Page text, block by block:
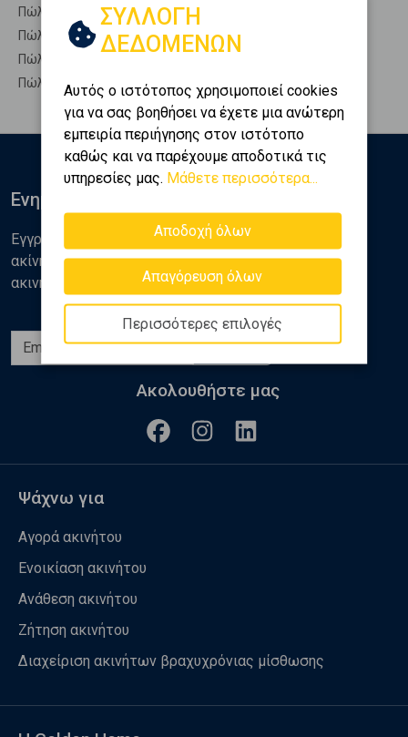
Πώληση Καταστήματα ΑΣΠΡΟΠΥΡΓΟΣ - Μαγούλα
Πώληση Ξενοδοχεία ΑΣΠΡΟΠΥΡΓΟΣ - Μαγούλα
Πώληση Πάρκινγκ ΑΣΠΡΟΠΥΡΓΟΣ - Μαγούλα
Πώληση Πώληση επιχείρησης ΑΣΠΡΟΠΥΡΓΟΣ - Μαγούλα
ΣΥΛΛΟΓΗ
ΔΕΔΟΜΕΝΩΝ
Αυτός ο ιστότοπος χρησιμοποιεί cookies
για να σας βοηθήσει να έχετε μια ανώτερη
εμπειρία περιήγησης στον ιστότοπο
καθώς και να παρέχουμε αποδοτικά τις
υπηρεσίες μας. Μάθετε περισσότερα...
Αποδοχή όλων
Απαγόρευση όλων
Περισσότερες επιλογές
Ενημερωθείτε
Εγγραφείτε στο newsletter της Golden Home για νέα
ακίνητα, αναλύσεις και διάφορα θέματα της αγοράς
ακινήτων
Εγγραφή
Ακολουθήστε μας
Ψάχνω για
Αγορά ακινήτου
Ενοικίαση ακινήτου
Ανάθεση ακινήτου
Ζήτηση ακινήτου
Διαχείριση ακινήτων βραχυχρόνιας μίσθωσης